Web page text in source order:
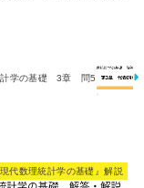
計学の基礎 3章 問5
現代数理統計学の基礎』解説